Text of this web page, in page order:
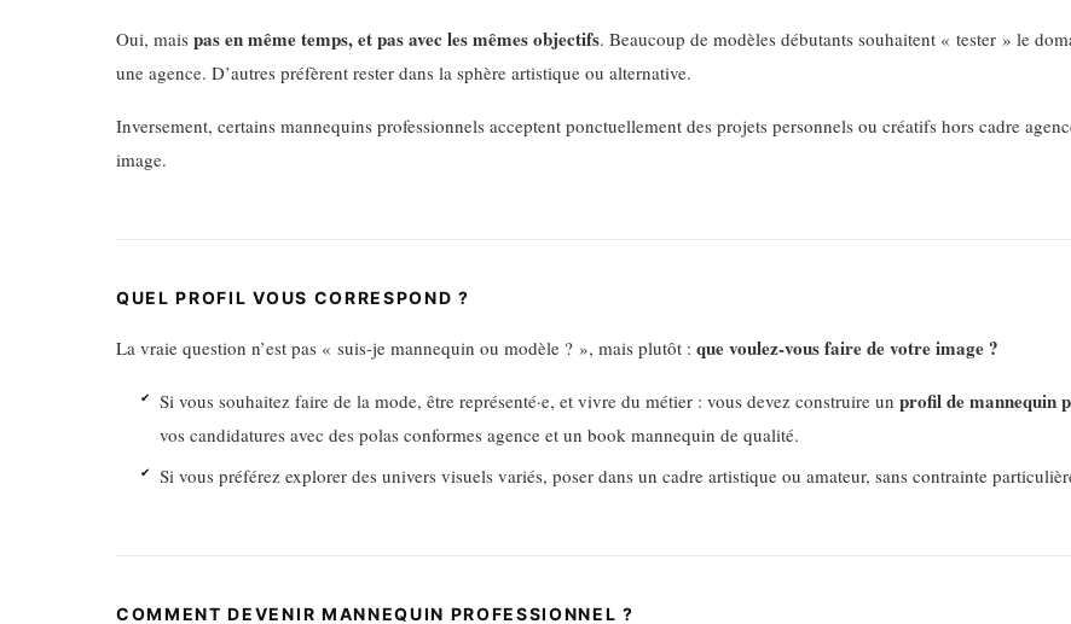
Oui, mais pas en même temps, et pas avec les mêmes objectifs. Beaucoup de modèles débutants souhaitent « tester » le
une agence. D’autres préfèrent rester dans la sphère artistique ou alternative.
Inversement, certains mannequins professionnels acceptent ponctuellement des projets personnels ou créatifs hors cadre
image.
QUEL PROFIL VOUS CORRESPOND ?
La vraie question n’est pas « suis-je mannequin ou modèle ? », mais plutôt : que voulez-vous faire de votre image ?
Si vous souhaitez faire de la mode, être représenté·e, et vivre du métier : vous devez construire un profil de mannequin
vos candidatures avec des polas conformes agence et un book mannequin de qualité.
Si vous préférez explorer des univers visuels variés, poser dans un cadre artistique ou amateur, sans contrainte
COMMENT DEVENIR MANNEQUIN PROFESSIONNEL ?